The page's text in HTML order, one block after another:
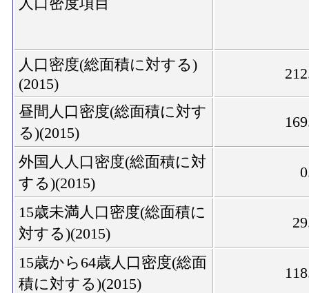
人口密度(総面積に対する)
(2015)
昼間人口密度(総面積に対す
る)(2015)
外国人人口密度(総面積に対
する)(2015)
15歳未満人口密度(総面積に
対する)(2015)
15歳から64歳人口密度(総面
積に対する)(2015)